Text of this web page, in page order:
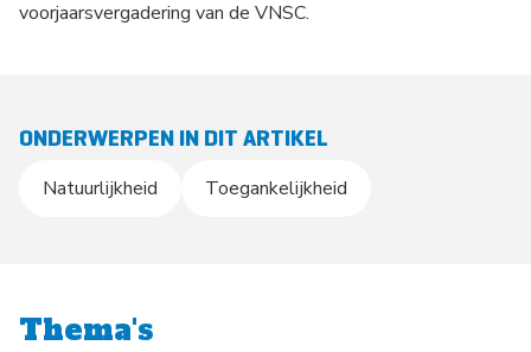
voorjaarsvergadering van de VNSC.
ONDERWERPEN IN DIT ARTIKEL
Natuurlijkheid Toegankelijkheid
Thema's